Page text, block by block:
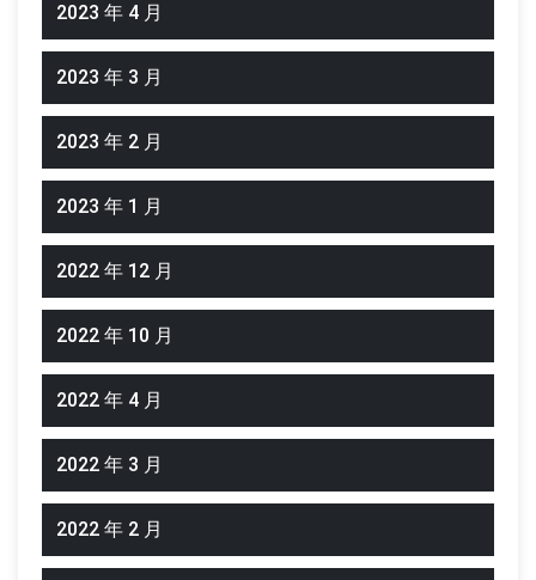
2023 年 4 月
2023 年 3 月
2023 年 2 月
2023 年 1 月
2022 年 12 月
2022 年 10 月
2022 年 4 月
2022 年 3 月
2022 年 2 月